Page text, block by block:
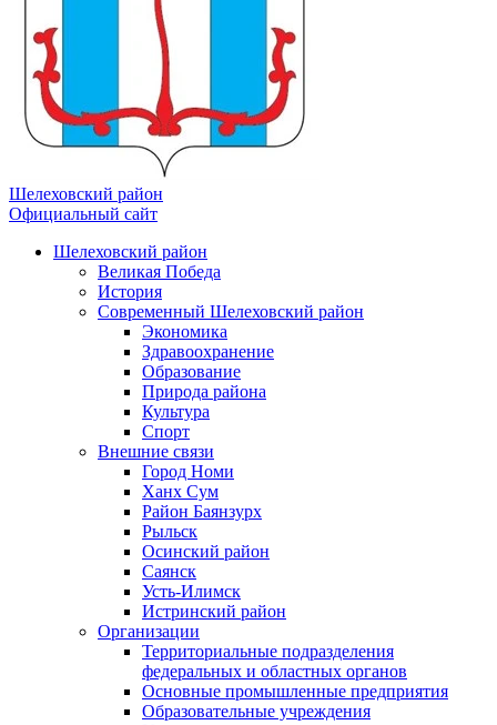
Шелеховский район
Официальный сайт
Шелеховский район
Великая Победа
История
Современный Шелеховский район
Экономика
Здравоохранение
Образование
Природа района
Культура
Спорт
Внешние связи
Город Номи
Ханх Сум
Район Баянзурх
Рыльск
Осинский район
Саянск
Усть-Илимск
Истринский район
Организации
Территориальные подразделения
федеральных и областных органов
Основные промышленные предприятия
Образовательные учреждения